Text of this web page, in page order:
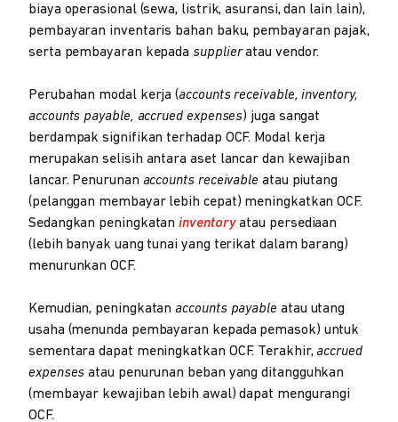
biaya operasional (sewa, listrik, asuransi, dan lain lain),
pembayaran inventaris bahan baku, pembayaran pajak,
serta pembayaran kepada supplieratau vendor.
Perubahan modal kerja (accounts receivable, inventory,
accounts payable, accrued expenses) juga sangat
berdampak signifikan terhadap OCF. Modal kerja
merupakan selisih antara aset lancar dan kewajiban
lancar. Penurunan accounts receivable atau piutang
(pelanggan membayar lebih cepat) meningkatkan OCF.
Sedangkan peningkataninventoryatau persediaan
(lebih banyak uang tunai yang terikat dalam barang)
menurunkan OCF.
Kemudian, peningkatanaccounts payable atau utang
usaha (menunda pembayaran kepada pemasok) untuk
sementara dapat meningkatkan OCF. Terakhir,accrued
expensesatau penurunan beban yang ditangguhkan
(membayar kewajiban lebih awal) dapat mengurangi
OCF.